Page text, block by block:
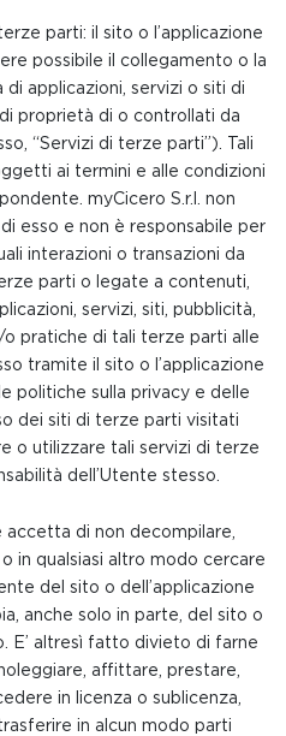
parti: il sito o l’applicazione
possibile il collegamento o la
applicazioni, servizi o siti di
proprietà di o controllati da
“Servizi di terze parti”). Tali
ai termini e alle condizioni
myCicero S.r.l. non
esso e non è responsabile per
interazioni o transazioni da
parti o legate a contenuti,
servizi, siti, pubblicità,
pratiche di tali terze parti alle
tramite il sito o l’applicazione
politiche sulla privacy e delle
dei siti di terze parti visitati
o utilizzare tali servizi di terze
dell’Utente stesso.
accetta di non decompilare,
in qualsiasi altro modo cercare
del sito o dell’applicazione
anche solo in parte, del sito o
E’ altresì fatto divieto di farne
affittare, prestare,
in licenza o sublicenza,
in alcun modo parti